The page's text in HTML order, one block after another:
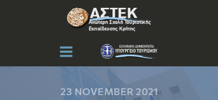
23 NOVEMBER 2021